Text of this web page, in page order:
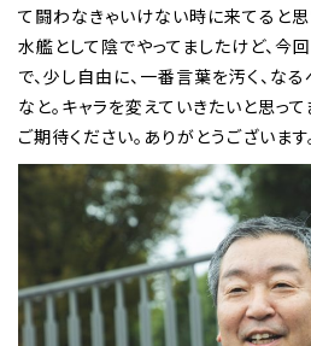
て闘わなきゃいけない時に来てると思
水艦として陰でやってましたけど、今
で、少し自由に、一番言葉を汚く、な
なと。キャラを変えていきたいと思って
ご期待ください。ありがとうございます